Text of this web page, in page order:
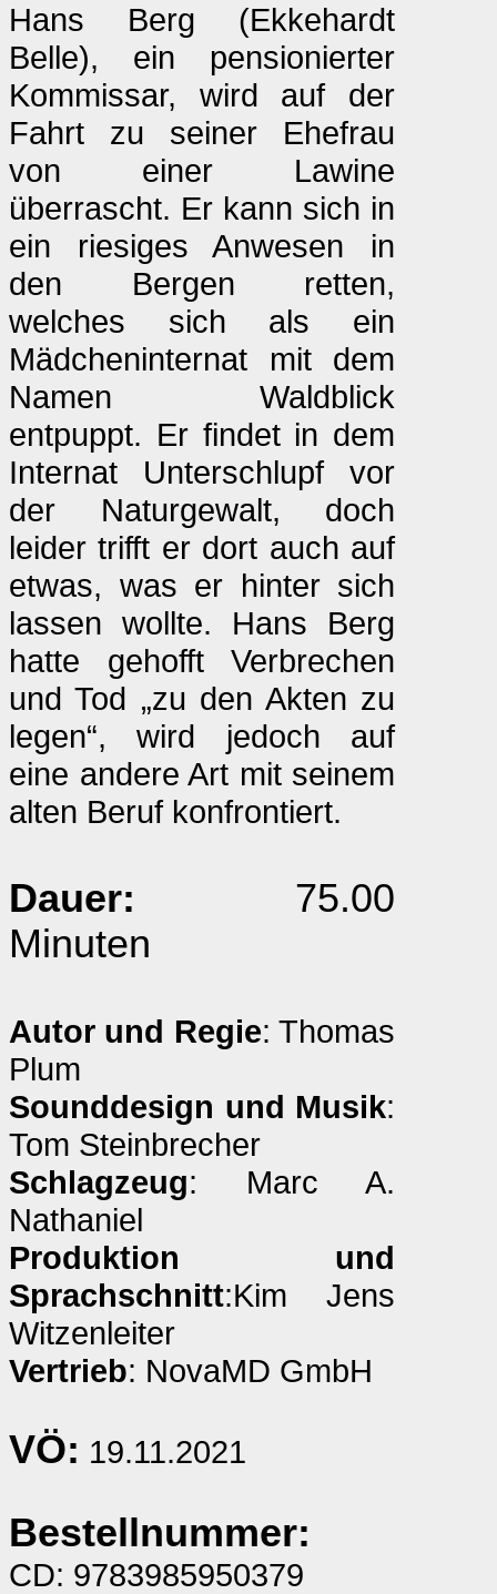
Hans Berg (Ekkehardt
Belle), ein pensionierter
Kommissar, wird auf der
Fahrt zu seiner Ehefrau
von einer Lawine
überrascht. Er kann sich in
ein riesiges Anwesen in
den Bergen retten,
welches sich als ein
Mädcheninternat mit dem
Namen Waldblick
entpuppt. Er findet in dem
Internat Unterschlupf vor
der Naturgewalt, doch
leider trifft er dort auch auf
etwas, was er hinter sich
lassen wollte. Hans Berg
hatte gehofft Verbrechen
und Tod „zu den Akten zu
legen“, wird jedoch auf
eine andere Art mit seinem
alten Beruf konfrontiert.
Dauer: 75.00
Minuten
Autor und Regie: Thomas
Plum
Sounddesign und Musik:
Tom Steinbrecher
Schlagzeug: Marc A.
Nathaniel
Produktion und
Sprachschnitt:Kim Jens
Witzenleiter
Vertrieb: NovaMD GmbH
VÖ: 19.11.2021
Bestellnummer:
CD: 9783985950379